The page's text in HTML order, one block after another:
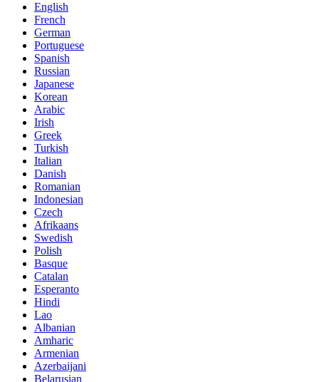
English
French
German
Portuguese
Spanish
Russian
Japanese
Korean
Arabic
Irish
Greek
Turkish
Italian
Danish
Romanian
Indonesian
Czech
Afrikaans
Swedish
Polish
Basque
Catalan
Esperanto
Hindi
Lao
Albanian
Amharic
Armenian
Azerbaijani
Belarusian